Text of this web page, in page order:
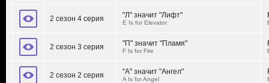
2 сезон 4 серия "Л" значит "Лифт"
E Is for Elevator
2 сезон 3 серия "П" значит "Пламя"
F Is for Fire
2 сезон 2 серия "А" значит "Ангел"
A Is for Angel